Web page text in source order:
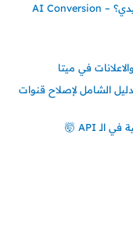
لماذا يفشل تحسين معدل التحويل (CRO) التقليدي؟ – AI Conversion
في ميتا
الشامل لإصلاح قنوات